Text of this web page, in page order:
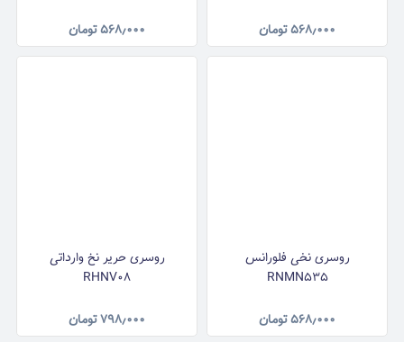
۵۶۸٫۰۰۰تومان ۵۶۸٫۰۰۰تومان
روسری نخی فلورانس
RNMN535
۵۶۸٫۰۰۰تومان
روسری حریر نخ وارداتی
RHNV08
۷۹۸٫۰۰۰تومان